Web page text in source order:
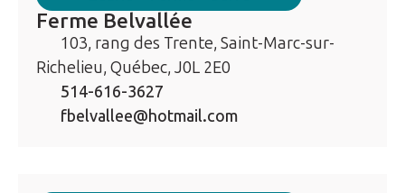
Ferme Belvallée
103, rang des Trente, Saint-Marc-sur-
Richelieu, Québec, J0L 2E0
514-616-3627
fbelvallee@hotmail.com